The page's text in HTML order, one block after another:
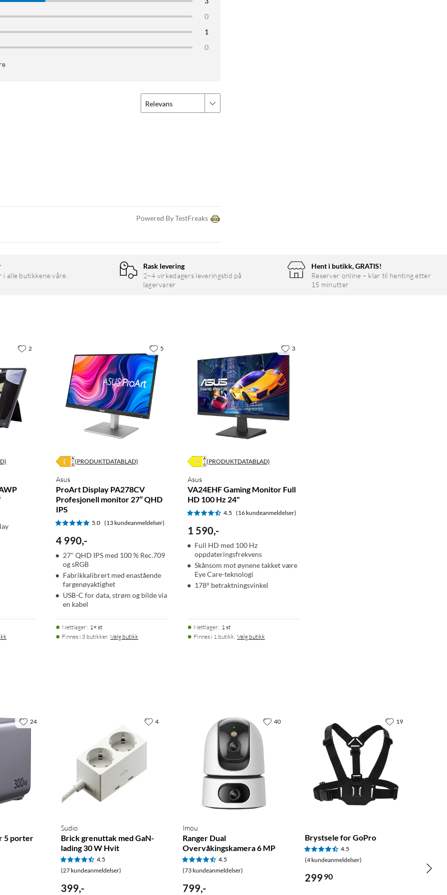
0
1
0
Relevans
Powered By TestFreaks
i alle butikkene våre.
Rask levering
2–4 virkedagers leveringstid på
lagervarer
Hent i butikk, GRATIS!
Reserver online – klar til henting etter
15 minutter
2
(PRODUKTDATABLAD)
Asus
ProArt Display PA278CV
Profesjonell monitor 27” QHD
IPS
5.0 (13 kundeanmeldelser)
4 990,-
27" QHD IPS med 100 % Rec.709
og sRGB
Fabrikkalibrert med enastående
fargenøyaktighet
USB-C for data, strøm og bilde via
en kabel
Nettlager: 1+ st
Finnes i 3 butikker. Velg butikk
5
(PRODUKTDATABLAD)
Asus
VA24EHF Gaming Monitor Full
HD 100 Hz 24"
4.5 (16 kundeanmeldelser)
1 590,-
Full HD med 100 Hz
oppdateringsfrekvens
Skånsom mot øynene takket være
Eye Care-teknologi
178° betraktningsvinkel
Nettlager: 1 st
Finnes i 1 butikk. Velg butikk
3
5 porter
24
Sudio
Brick grenuttak med GaN-
lading 30 W Hvit
4.5
(27 kundeanmeldelser)
399,-
4
Imou
Ranger Dual
Overvåkingskamera 6 MP
4.5
(73 kundeanmeldelser)
799,-
40
Brystsele for GoPro
4.5
(4 kundeanmeldelser)
299 90
19